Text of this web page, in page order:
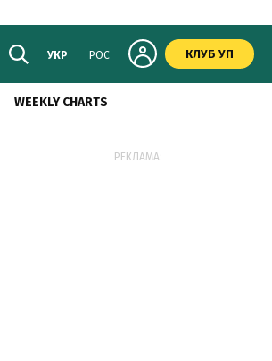
УКР РОС КЛУБ УП
WEEKLY CHARTS
РЕКЛАМА: